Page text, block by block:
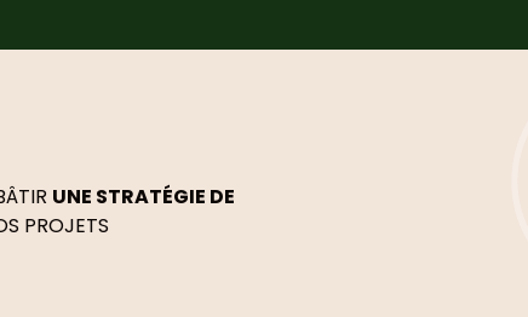
UNE STRATÉGIE DE
PROJETS